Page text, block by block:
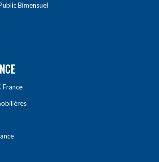
Bimensuel
France